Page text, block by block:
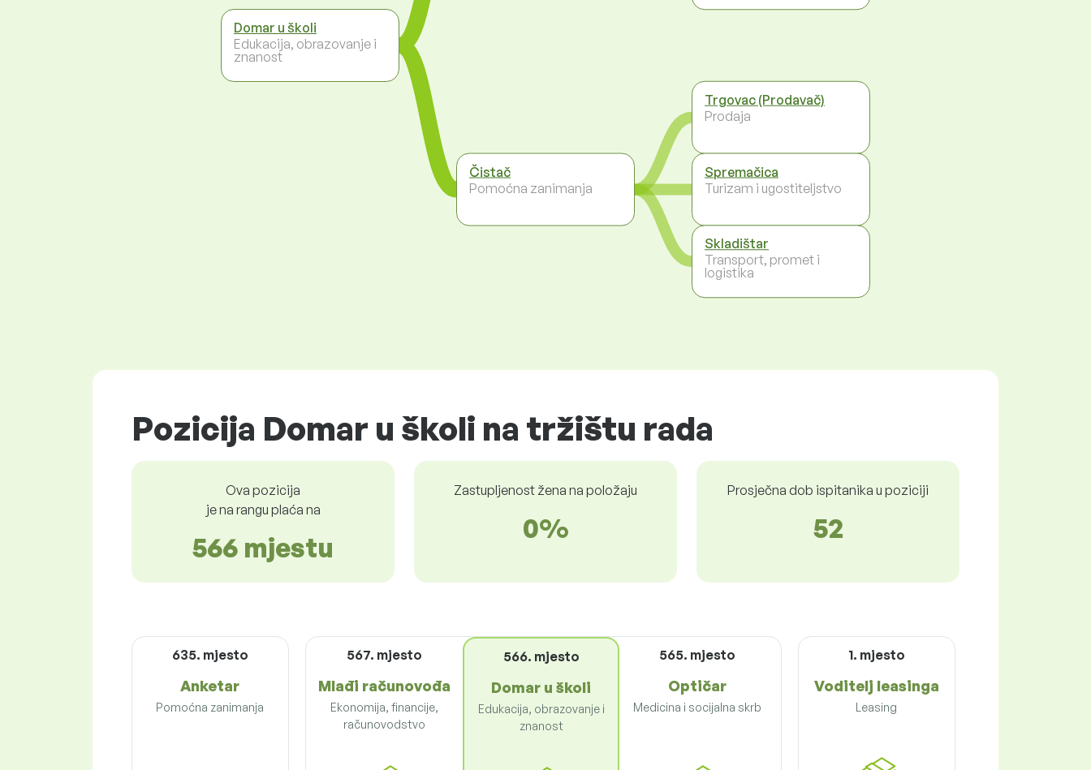
Domar u školi
Edukacija, obrazovanje i
znanost
Čistač
Pomoćna zanimanja
Trgovac (Prodavač)
Prodaja
Spremačica
Turizam i ugostiteljstvo
Skladištar
Transport, promet i
logistika
Pozicija Domar u školi na tržištu rada
Ova pozicija
je na rangu plaća na
566 mjestu
Zastupljenost žena na položaju
0%
Prosječna dob ispitanika u poziciji
52
635. mjesto
Anketar
Pomoćna zanimanja
567. mjesto
Mlađi računovođa
Ekonomija, financije,
računovodstvo
566. mjesto
Domar u školi
Edukacija, obrazovanje i
znanost
565. mjesto
Optičar
Medicina i socijalna skrb
1. mjesto
Voditelj leasinga
Leasing